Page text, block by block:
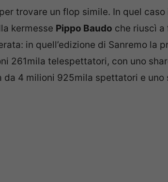
per trovare un flop simile. In quel caso
kermesse Pippo Baudo che riuscì a
in quell’edizione di Sanremo la
261mila telespettatori, con uno
4 milioni 925mila spettatori e uno